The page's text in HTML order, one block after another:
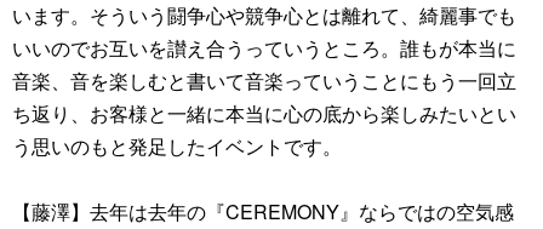
います。そういう闘争心や競争心とは離れて、綺麗事でも
いいのでお互いを讃え合うっていうところ。誰もが本当に
音楽、音を楽しむと書いて音楽っていうことにもう一回立
ち返り、お客様と一緒に本当に心の底から楽しみたいとい
う思いのもと発足したイベントです。
【藤澤】去年は去年の『CEREMONY』ならではの空気感